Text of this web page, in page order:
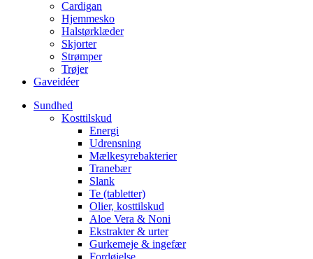
Cardigan
Hjemmesko
Halstørklæder
Skjorter
Strømper
Trøjer
Gaveidéer
Sundhed
Kosttilskud
Energi
Udrensning
Mælkesyrebakterier
Tranebær
Slank
Te (tabletter)
Olier, kosttilskud
Aloe Vera & Noni
Ekstrakter & urter
Gurkemeje & ingefær
Fordøjelse